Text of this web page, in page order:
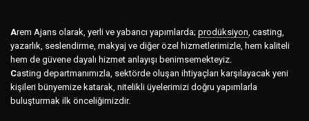
Arem Ajans olarak, yerli ve yabancı yapımlarda; prodüksiyon casting,
yazarlık, seslendirme, makyaj ve diğer özel hizmetlerimizle, hem kaliteli
hem de güvene dayalı hizmet anlayışı benimsemekteyiz.
Casting departmanımızla, sektörde oluşan ihtiyaçları karşılayacak yeni
kişileri bünyemize katarak, nitelikli üyelerimizi doğru yapımlarla
buluşturmak ilk önceliğimizdir.